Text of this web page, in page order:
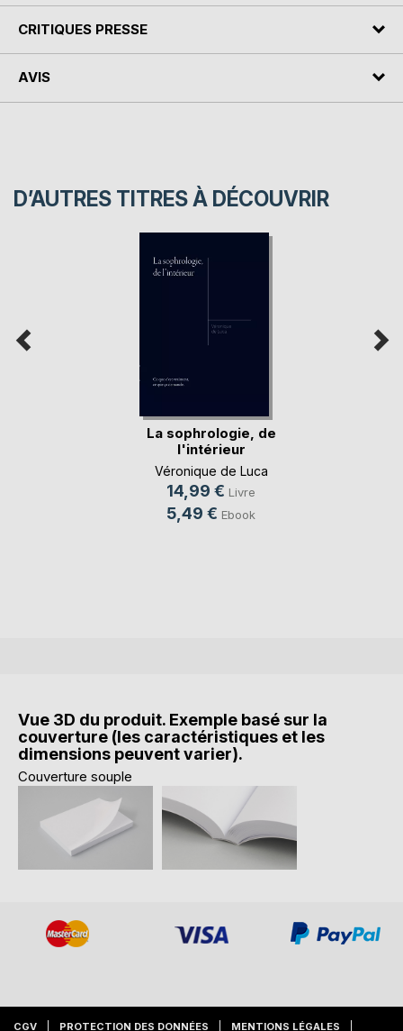
CRITIQUES PRESSE
AVIS
D’AUTRES TITRES À DÉCOUVRIR
La sophrologie, de
l'intérieur
Véronique de Luca
14,99 € Livre
5,49 € Ebook
Vue 3D du produit. Exemple basé sur la
couverture (les caractéristiques et les
dimensions peuvent varier).
Couverture souple
CGV PROTECTION DES DONNÉES MENTIONS LÉGALES